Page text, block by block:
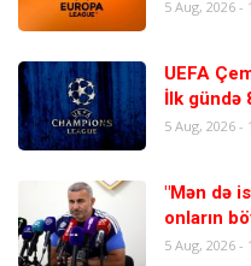
5 Aug, 2026 -
UEFA
İlk gündə
5 Aug, 2026 -
"Mən də
onların
5 Aug, 2026 -